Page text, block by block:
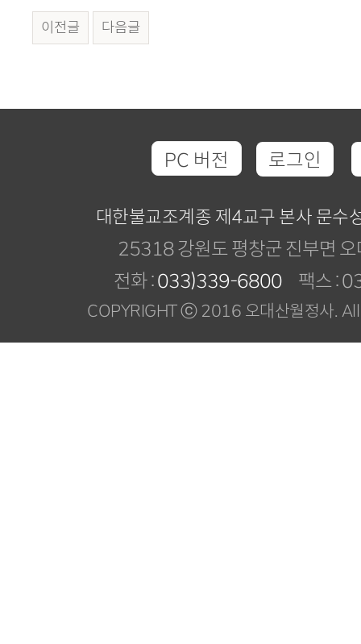
이전글 다음글
PC 버전 로그인
대한불교조계종 제4교구 본사 문수
25318 강원도 평창군 진부면
전화 :033)339-6800 팩스 :
COPYRIGHT ⓒ 2016 오대산월정사.